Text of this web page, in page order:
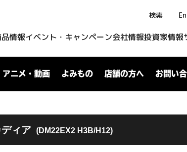
検索
情報イベント・キャンペーン会社情報投資家情報
アニメ・動画 よみもの 店舗の方へ お問い
ィア (DM22EX2 H3B/H12)